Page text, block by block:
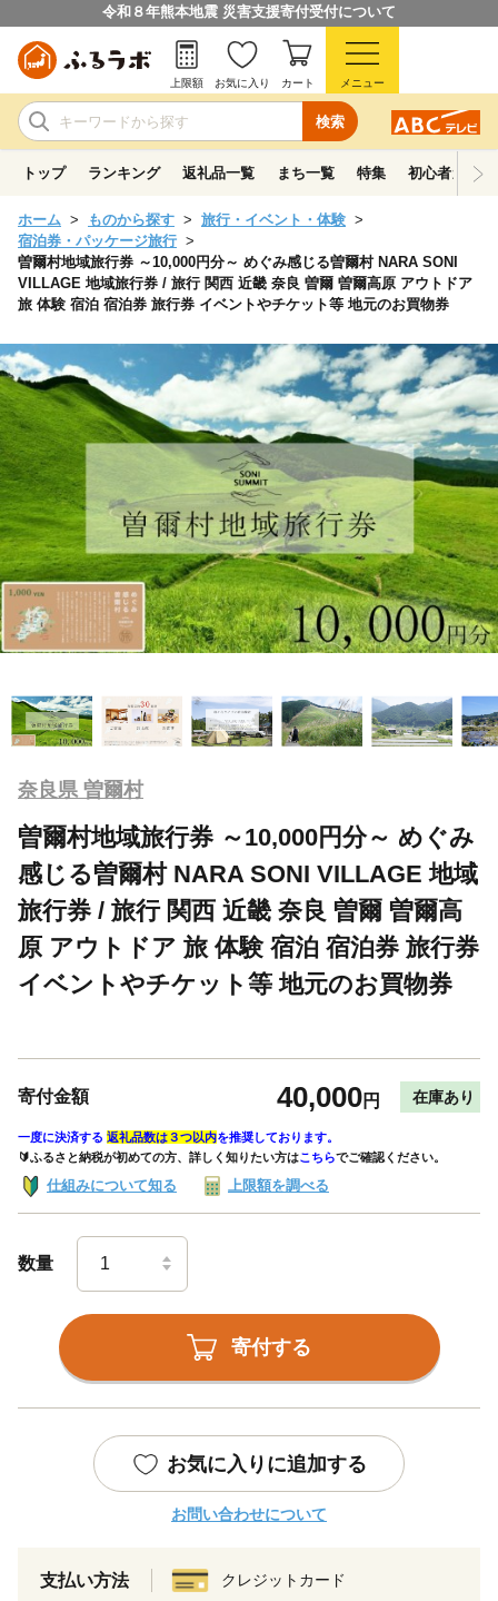
令和８年熊本地震 災害支援寄付受付について
検索
上限額 お気に入り カート メニュー
トップ ランキング 返礼品一覧 まち一覧 特集 初心者ガイド
ホーム ものから探す
旅行・イベント・体験
宿泊券・パッケージ旅行
曽爾村地域旅行券 ～10,000円分～ めぐみ感じる曽爾村 NARA SONI
VILLAGE 地域旅行券 / 旅行 関西 近畿 奈良 曽爾 曽爾高原 アウトドア
旅 体験 宿泊 宿泊券 旅行券 イベントやチケット等 地元のお買物券
奈良県 曽爾村
曽爾村地域旅行券 ～10,000円分～ めぐみ
感じる曽爾村 NARA SONI VILLAGE 地域
旅行券 / 旅行 関西 近畿 奈良 曽爾 曽爾高
原 アウトドア 旅 体験 宿泊 宿泊券 旅行券
イベントやチケット等 地元のお買物券
寄付金額 40,000円 在庫あり
一度に決済する 返礼品数は３つ以内を推奨しております。
🔰ふるさと納税が初めての方、詳しく知りたい方はこちらでご確認ください。
仕組みについて知る 上限額を調べる
数量
寄付する
お気に入りに追加する
お問い合わせについて
支払い方法 クレジットカード